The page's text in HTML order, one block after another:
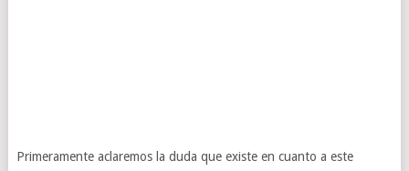
Primeramente aclaremos la duda que existe en cuanto a este